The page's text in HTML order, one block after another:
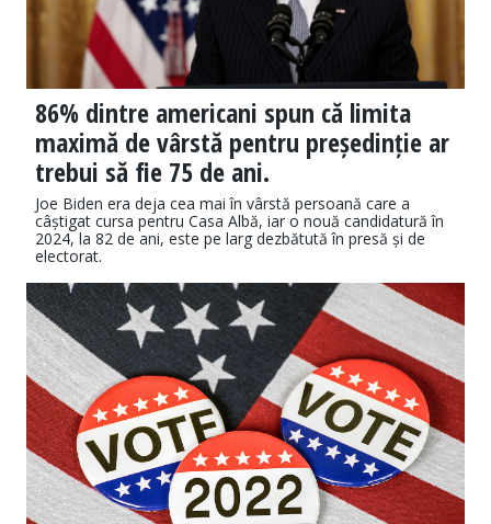
86% dintre americani spun că limita
maximă de vârstă pentru președinție ar
trebui să fie 75 de ani.
Joe Biden era deja cea mai în vârstă persoană care a
câștigat cursa pentru Casa Albă, iar o nouă candidatură în
2024, la 82 de ani, este pe larg dezbătută în presă și de
electorat.